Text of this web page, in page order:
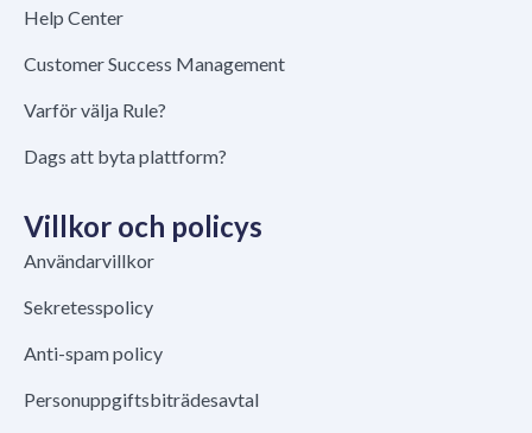
Help Center
Customer Success Management
Varför välja Rule?
Dags att byta plattform?
Villkor och policys
Användarvillkor
Sekretesspolicy
Anti-spam policy
Personuppgiftsbiträdesavtal